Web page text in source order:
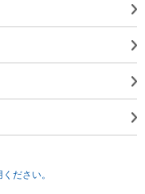
ださい。